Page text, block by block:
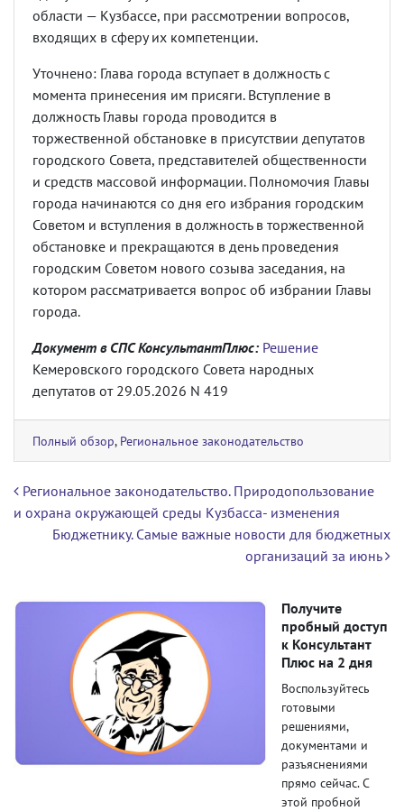
области — Кузбассе, при рассмотрении вопросов,
входящих в сферу их компетенции.
Уточнено: Глава города вступает в должность с
момента принесения им присяги. Вступление в
должность Главы города проводится в
торжественной обстановке в присутствии депутатов
городского Совета, представителей общественности
и средств массовой информации. Полномочия Главы
города начинаются со дня его избрания городским
Советом и вступления в должность в торжественной
обстановке и прекращаются в день проведения
городским Советом нового созыва заседания, на
котором рассматривается вопрос об избрании Главы
города.
Документ в СПС КонсультантПлюс: Решение
Кемеровского городского Совета народных
депутатов от 29.05.2026 N 419
Полный обзор, Региональное законодательство
Навигация по записям
Региональное законодательство. Природопользование
и охрана окружающей среды Кузбасса- изменения
Бюджетнику. Самые важные новости для бюджетных
организаций за июнь
Получите
пробный доступ
к Консультант
Плюс на 2 дня
Воспользуйтесь
готовыми
решениями,
документами и
разъяснениями
прямо сейчас. С
этой пробной